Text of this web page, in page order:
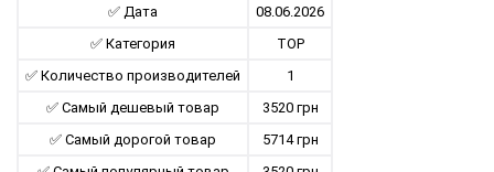
✅ Дата
08.06.2026
✅ Категория
TOP
✅ Количество производителей
1
✅ Самый дешевый товар
3520 грн
✅ Самый дорогой товар
5714 грн